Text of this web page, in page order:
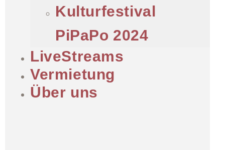
Kulturfestival
PiPaPo 2024
LiveStreams
Vermietung
Über uns